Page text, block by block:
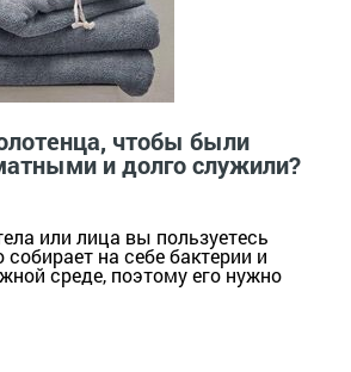
чтобы были
и долго служили?
или лица вы пользуетесь
на себе бактерии и
среде, поэтому его нужно